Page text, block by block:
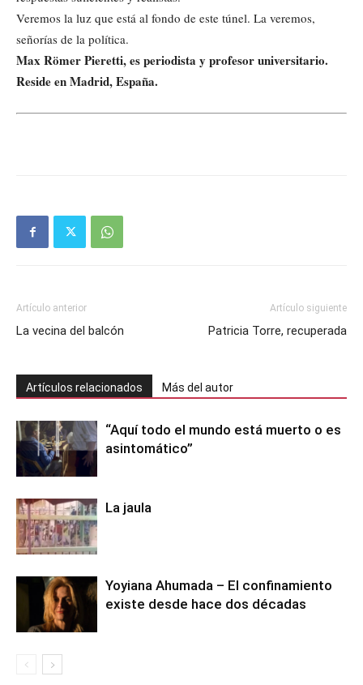
Veremos la luz que está al fondo de este túnel. La veremos,
señorías de la política.
Max Römer Pieretti, es periodista y profesor universitario.
Reside en Madrid, España.
Artículo anterior
La vecina del balcón
Artículo siguiente
Patricia Torre, recuperada
Artículos relacionados Más del autor
“Aquí todo el mundo está muerto o es
asintomático”
La jaula
Yoyiana Ahumada – El confinamiento
existe desde hace dos décadas